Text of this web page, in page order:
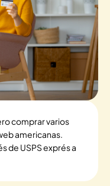
comprar varios
americanas.
de USPS exprés a